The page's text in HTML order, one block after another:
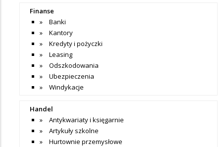
Finanse
Banki
Kantory
Kredyty i pożyczki
Leasing
Odszkodowania
Ubezpieczenia
Windykacje
Handel
Antykwariaty i księgarnie
Artykuły szkolne
Hurtownie przemysłowe